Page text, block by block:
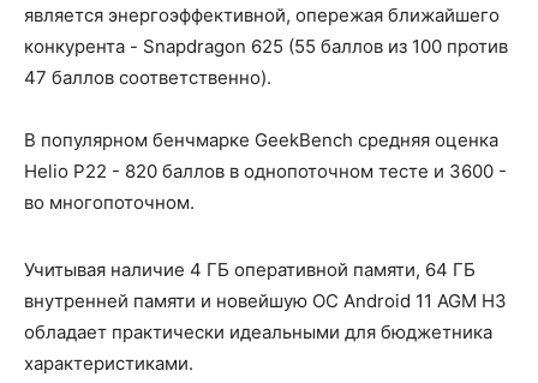
является энергоэффективной, опережая ближайшего
конкурента - Snapdragon 625 (55 баллов из 100 против
47 баллов соответственно).
В популярном бенчмарке GeekBench средняя оценка
Helio P22 - 820 баллов в однопоточном тесте и 3600 -
во многопоточном.
Учитывая наличие 4 ГБ оперативной памяти, 64 ГБ
внутренней памяти и новейшую ОС Android 11 AGM H3
обладает практически идеальными для бюджетника
характеристиками.